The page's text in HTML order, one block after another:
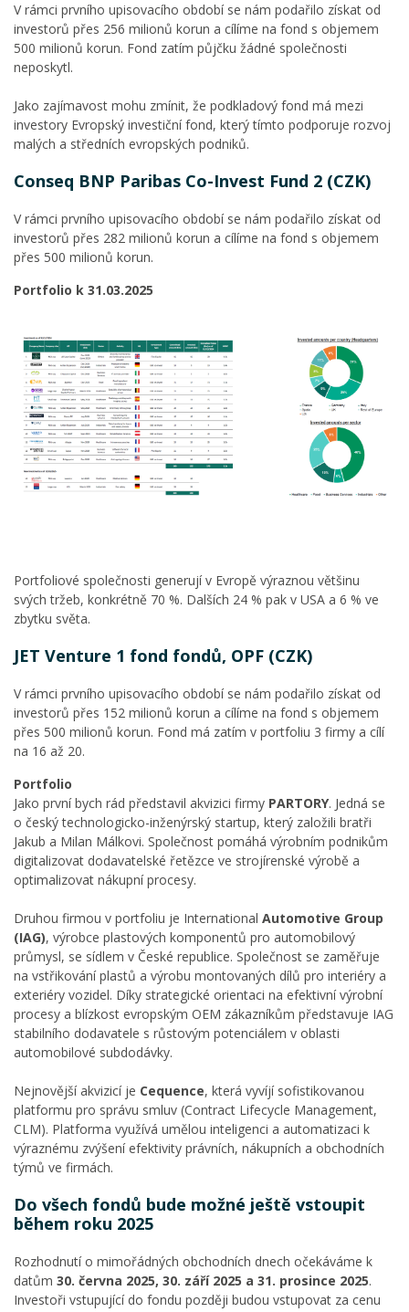
V rámci prvního upisovacího období se nám podařilo získat od
investorů přes 256 milionů korun a cílíme na fond s objemem
500 milionů korun. Fond zatím půjčku žádné společnosti
neposkytl.
Jako zajímavost mohu zmínit, že podkladový fond má mezi
investory Evropský investiční fond, který tímto podporuje rozvoj
malých a středních evropských podniků.
Conseq BNP Paribas Co-Invest Fund 2 (CZK)
V rámci prvního upisovacího období se nám podařilo získat od
investorů přes 282 milionů korun a cílíme na fond s objemem
přes 500 milionů korun.
Portfolio k 31.03.2025
Portfoliové společnosti generují v Evropě výraznou většinu
svých tržeb, konkrétně 70 %. Dalších 24 % pak v USA a 6 % ve
zbytku světa.
JET Venture 1 fond fondů, OPF (CZK)
V rámci prvního upisovacího období se nám podařilo získat od
investorů přes 152 milionů korun a cílíme na fond s objemem
přes 500 milionů korun. Fond má zatím v portfoliu 3 firmy a cílí
na 16 až 20.
Portfolio
Jako první bych rád představil akvizici firmy PARTORY. Jedná se
o český technologicko-inženýrský startup, který založili bratři
Jakub a Milan Málkovi. Společnost pomáhá výrobním podnikům
digitalizovat dodavatelské řetězce ve strojírenské výrobě a
optimalizovat nákupní procesy.
Druhou firmou v portfoliu je International Automotive Group
(IAG), výrobce plastových komponentů pro automobilový
průmysl, se sídlem v České republice. Společnost se zaměřuje
na vstřikování plastů a výrobu montovaných dílů pro interiéry a
exteriéry vozidel. Díky strategické orientaci na efektivní výrobní
procesy a blízkost evropským OEM zákazníkům představuje IAG
stabilního dodavatele s růstovým potenciálem v oblasti
automobilové subdodávky.
Nejnovější akvizicí je Cequence, která vyvíjí sofistikovanou
platformu pro správu smluv (Contract Lifecycle Management,
CLM). Platforma využívá umělou inteligenci a automatizaci k
výraznému zvýšení efektivity právních, nákupních a obchodních
týmů ve firmách.
Do všech fondů bude možné ještě vstoupit
během roku 2025
Rozhodnutí o mimořádných obchodních dnech očekáváme k
datům 30. června 2025, 30. září 2025 a 31. prosince 2025.
Investoři vstupující do fondu později budou vstupovat za cenu